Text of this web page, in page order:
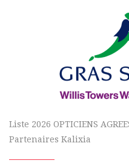
Liste 2026 OPTICIENS
Partenaires Kalixia